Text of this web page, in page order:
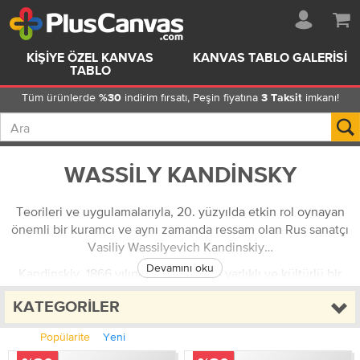
KIŞIYE ÖZEL KANVAS
TABLO
KANVAS TABLO GALERISI
Tüm ürünlerde %30 indirim fırsatı, Peşin fiyatına 3 Taksitimkanı!
WASSILY KANDINSKY
Teorileri ve uygulamalarıyla, 20. yüzyılda etkin rol oynayan
önemli bir kuramcı ve aynı zamanda ressam olan Rus sanatçı
Vasiliy Wassilyevich Kandinskiy…
Kandinskiy, 1866 yılında Moskova’da varlıklı ve kültürlü bir
ailenin oğlu olarak doğar. Çay tüccarı olan ailesi, o henüz 5
yaşındayken boşanır. Odessa’da teyzesinin yanında yaşamaya
başlayan Kandinskiy burada özel bir ortaokulda okur. Lise
yıllarında bir yandan piyano ve viyolonsel çalmaya devam
Devamını oku
KATEGORILER
Popülarite Yeni